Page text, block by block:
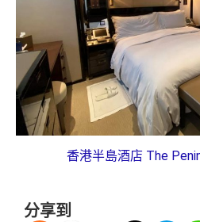
香港半島酒店 The
分享到